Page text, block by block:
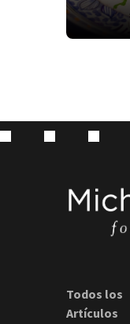
Todos los
Artículos